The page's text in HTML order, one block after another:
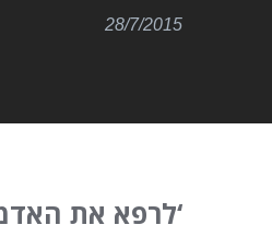
28/7/2015
‘לרפא את